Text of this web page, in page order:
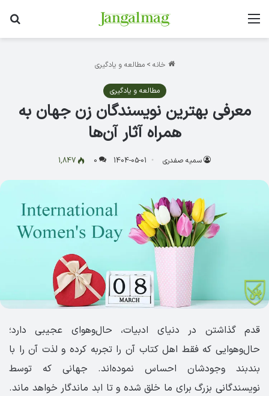
منو
خانه > مطالعه و یادگیری
مطالعه و یادگیری
معرفی بهترین نویسندگان زن جهان به
همراه آثار آن‌ها
سمیه صفدری 1404-05-01
0
1,847
قدم گذاشتن در دنیای ادبیات، حال‌و‌هوای عجیبی دارد؛
حال‌و‌هوایی که فقط اهل کتاب آن را تجربه کرده و لذت آن را با
بند‌بند وجودشان احساس نموده‌اند. جهانی که توسط
نویسندگانی بزرگ برای ما خلق شده و تا ابد ماندگار خواهد ماند.